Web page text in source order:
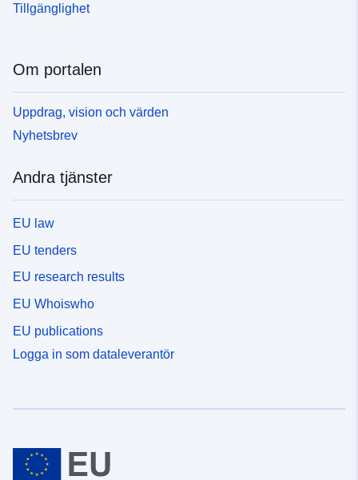
Tillgänglighet
Om portalen
Uppdrag, vision och värden
Nyhetsbrev
Andra tjänster
EU law
EU tenders
EU research results
EU Whoiswho
EU publications
Logga in som dataleverantör